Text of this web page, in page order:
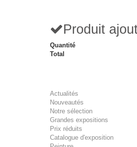
Produit
Quantité
Total
Actualités
Nouveautés
Notre sélection
Grandes expositions
Prix réduits
Catalogue d'exposition